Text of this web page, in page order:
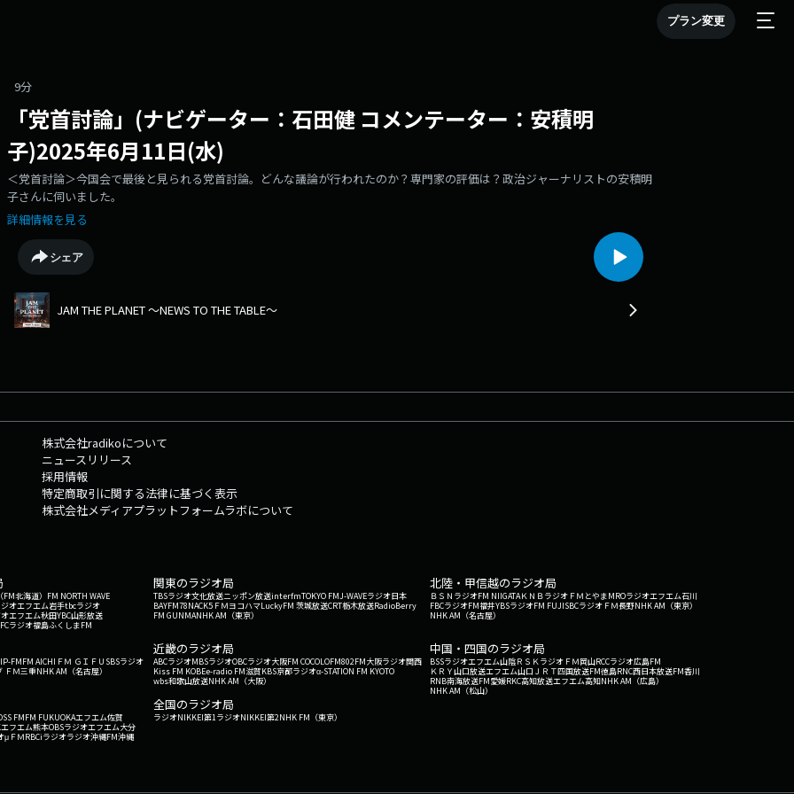
プラン変更
9分
「党首討論」(ナビゲーター：石田健 コメンテーター：安積明
子)2025年6月11日(水)
＜党首討論＞今国会で最後と見られる党首討論。どんな議論が行われたのか？専門家の評価は？政治ジャーナリストの安積明
子さんに伺いました。
詳細情報を見る
シェア
JAM THE PLANET ～NEWS TO THE TABLE～
株式会社radikoについて
ニュースリリース
採用情報
特定商取引に関する法律に基づく表示
株式会社メディアプラットフォームラボについて
北海道） FM NORTH WAVE
オエフエム岩手tbcラジオ
エフエム秋田YBC山形放送
ラジオ福島ふくしまFM
関東のラジオ局
TBSラジオ文化放送ニッポン放送interfmTOKYO FMJ-WAVEラジオ日本
BAYFM78NACK5 ＦＭヨコハマLuckyFM 茨城放送CRT栃木放送RadioBerry
FM GUNMANHK AM（東京）
北陸・甲信越のラジオ局
ＢＳＮラジオFM NIIGATAＫＮＢラジオ ＦＭとやまMROラジオエフエム石川
FBCラジオFM福井YBSラジオFM FUJISBCラジオ ＦＭ長野NHK AM（東京）
NHK AM（名古屋）
FMFM AICHI ＦＭ ＧＩＦＵ SBSラジオ
ＦＭ三重NHK AM（名古屋）
近畿のラジオ局
ABCラジオMBSラジオOBCラジオ大阪FM COCOLOFM802FM大阪ラジオ関西
Kiss FM KOBEe-radio FM滋賀KBS京都ラジオα-STATION FM KYOTO
wbs和歌山放送NHK AM（大阪）
中国・四国のラジオ局
BSSラジオエフエム山陰ＲＳＫラジオ ＦＭ岡山RCCラジオ広島FM
ＫＲＹ山口放送エフエム山口 ＪＲＴ四国放送FM徳島RNC西日本放送FM香川
RNB南海放送FM愛媛RKC高知放送エフエム高知NHK AM（広島）
NHK AM（松山）
FMFM FUKUOKAエフエム佐賀
フエム熊本OBSラジオエフエム大分
μＦＭRBCiラジオラジオ沖縄FM沖縄
全国のラジオ局
ラジオNIKKEI第1ラジオNIKKEI第2NHK FM（東京）